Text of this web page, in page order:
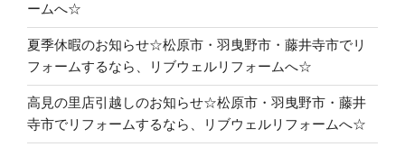
ームへ☆
夏季休暇のお知らせ☆松原市・羽曳野市・藤井寺市でリ
フォームするなら、リブウェルリフォームへ☆
高見の里店引越しのお知らせ☆松原市・羽曳野市・藤井
寺市でリフォームするなら、リブウェルリフォームへ☆